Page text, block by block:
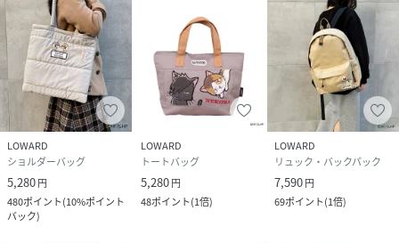
LOWARD
ショルダーバッグ
5,280円
480ポイント(10%ポイント
バック)
LOWARD
トートバッグ
5,280円
48ポイント(1倍)
LOWARD
リュック・バックパック
7,590円
69ポイント(1倍)